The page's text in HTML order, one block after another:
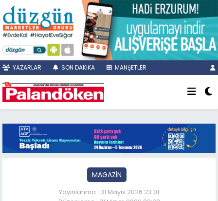
YAZARLAR SON DAKİKA MANŞETLER
MAGAZİN
Yayınlanma : 31 Mayıs 2026 23:01